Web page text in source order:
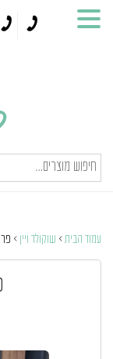
עמוד הבית > שוקולד ויין > פררו